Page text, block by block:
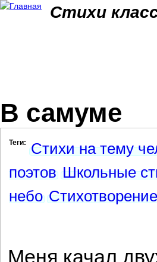
Стихи
В самуме
Теги: Стихи на тему
поэтов Школьные
небо Стихотворение
Меня качал